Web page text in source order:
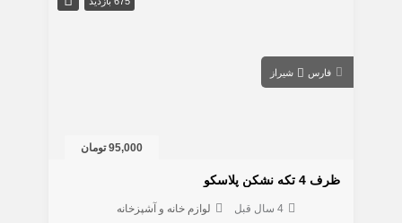
فارس شیراز
95,000 تومان
ظرف 4 تکه نشکن پلاسکو
4 سال قبل لوازم خانه و آشپزخانه